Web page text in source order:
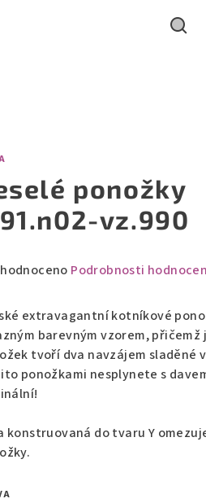
ponožky
vz.990
Podrobnosti
extravagantní kotníkové
barevným vzorem, přičemž
tvoří dva navzájem sladěné
ponožkami nesplynete s
konstruovaná do tvaru Y